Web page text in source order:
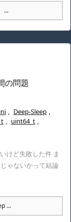
...
の問題
, Deep-Sleep ,
, uint64_t ,
けど失敗した件 ま
ゃないかって結論
...